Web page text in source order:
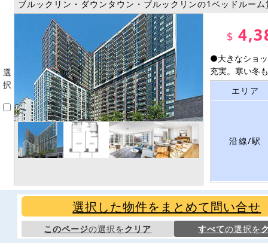
選
択
ブルックリン・ダウンタウン・ブルックリンの1ベッドルー
$
●大きなショ
充実。寒い冬
エリア
沿線/駅
選択した物件をまとめて問い合せ
このページの選択をクリア すべての選択を